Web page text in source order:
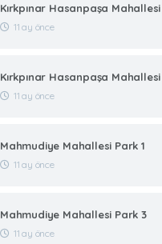
Kırkpınar Hasanpaşa
11 ay önce
Kırkpınar Hasanpaşa
11 ay önce
Mahmudiye Mahallesi Park 1
11 ay önce
Mahmudiye Mahallesi Park 3
11 ay önce